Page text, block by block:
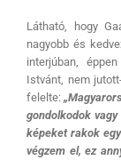
Látható, hogy
nagyobb és
interjúban,
Istvánt, nem
felelte:
gondolkodok
képeket rakok
végzem el, ez